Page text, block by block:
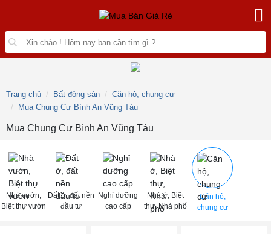
Trang chủ Bất động sản
Căn hộ, chung cư
Mua Chung Cư Bình An Vũng Tàu
Mua Chung Cư Bình An Vũng Tàu
Nhà vườn,
Biệt thự vườn
Đất ở, đất nền
đầu tư
Nghỉ dưỡng
cao cấp
Nhà ở, Biệt
thự, Nhà phố
Căn hộ,
chung cư